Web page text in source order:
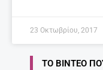
23 Οκτωβρίου, 2017
ΤΟ ΒΊΝΤΕΟ